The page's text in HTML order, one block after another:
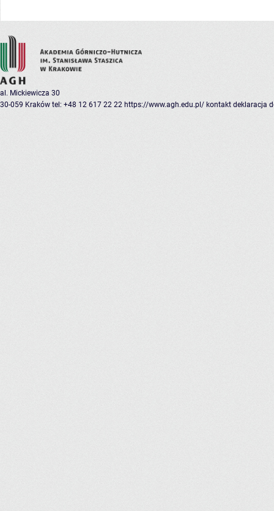
al. Mickiewicza 30
30-059 Kraków tel: +48 12 617 22 22 https://www.agh.edu.pl/ kontakt deklaracja